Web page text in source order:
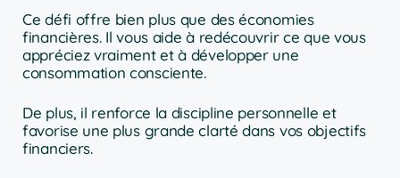
Ce défi offre bien plus que des économies
financières. Il vous aide à redécouvrir ce que vous
appréciez vraiment et à développer une
consommation consciente.
De plus, il renforce la discipline personnelle et
favorise une plus grande clarté dans vos objectifs
financiers.